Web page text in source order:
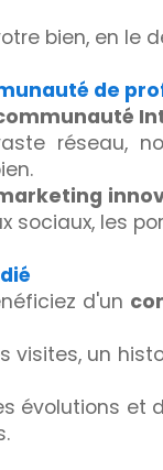
bien, en
de
réseau,
sociaux, les
d'un
un
évolutions